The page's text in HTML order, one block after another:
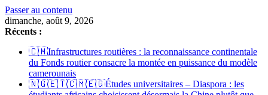
Passer au contenu
dimanche, août 9, 2026
Récents :
🇨🇲Infrastructures routières : la reconnaissance continentale
du Fonds routier consacre la montée en puissance du modèle
camerounais
🇳🇬🇪🇹🇨🇲🇪🇬Études universitaires – Diaspora : les